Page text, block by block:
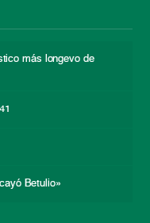
más longevo de
Betulio»